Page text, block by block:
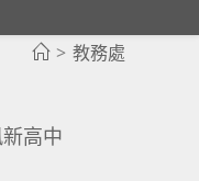
> 教務處
高中